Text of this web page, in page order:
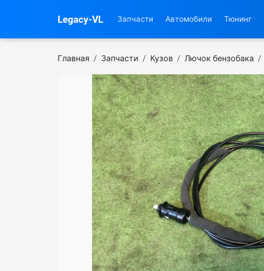
Legacy-VL Запчасти Автомобили Тюнинг
Главная Запчасти Кузов Лючок бензобака